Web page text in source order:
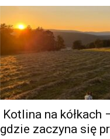
Kotlina na kółkach
gdzie zaczyna się